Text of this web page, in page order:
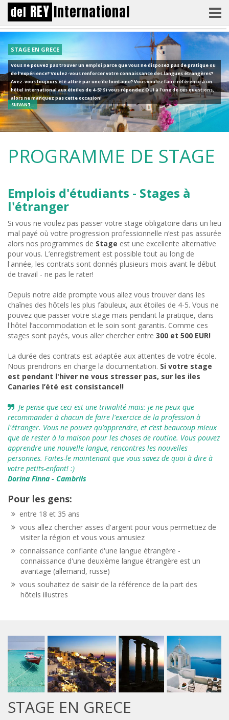
del REY International
STAGE EN GRECE
Vous ne pouvez pas trouver un emploi parce que vous ne disposez pas de pratique ou
de l'expérience? Voulez-vous renforcer votre connaissance des langues étrangères?
Avez-vous toujours été attiré par une île lointaine? Vous voulez faire référence à un
hôtel international aux étoiles de 4-5? Si vous répondez OUI à l'une de ces questions,
alors ne manquez pas cette occasion!
SUIVANT…
PROGRAMME DE STAGE
Emplois d'étudiants - Stages à
l'étranger
Si vous ne voulez pas passer votre stage obligatoire dans un lieu
mal payé où votre progression professionnelle n’est pas assurée
alors nos programmes de Stage est une excellente alternative
pour vous. L’enregistrement est possible tout au long de
l'année, les contrats sont donnés plusieurs mois avant le début
de travail - ne pas le rater!
Depuis notre aide prompte vous allez vous trouver dans les
chaînes des hôtels les plus fabuleux, aux étoiles de 4-5. Vous ne
pouvez que passer votre stage mais pendant la pratique, dans
l'hôtel l’accommodation et le soin sont garantis. Comme ces
stages sont payés, vous aller chercher entre 300 et 500 EUR!
La durée des contrats est adaptée aux attentes de votre école.
Nous prendrons en charge la documentation. Si votre stage
est pendant l'hiver ne vous stresser pas, sur les iles
Canaries l’été est consistance!!
 Je pense que ceci est une trivialité mais: je ne peux que
recommander à chacun de faire l'exercice de la profession à
l'étranger. Vous ne pouvez qu’apprendre, et c’est beaucoup mieux
que de rester à la maison pour les choses de routine. Vous pouvez
apprendre une nouvelle langue, rencontres les nouvelles
personnes. Faites-le maintenant que vous savez de quoi à dire à
votre petits-enfant! :)
Dorina Finna - Cambrils
Pour les gens:
entre 18 et 35 ans
vous allez chercher asses d'argent pour vous permettiez de
visiter la région et vous vous amusiez
connaissance confiante d'une langue étrangère -
connaissance d'une deuxième langue étrangère est un
avantage (allemand, russe)
vous souhaitez de saisir de la référence de la part des
hôtels illustres
STAGE EN GRECE